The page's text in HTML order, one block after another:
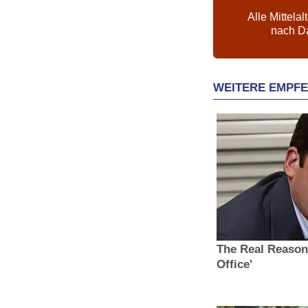
Alle
nach